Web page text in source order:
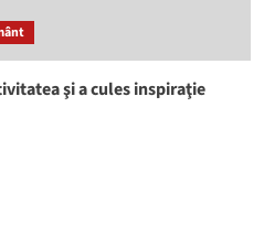
şi a cules inspiraţie